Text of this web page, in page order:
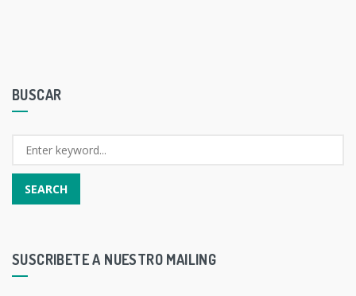
BUSCAR
SUSCRIBETE A NUESTRO MAILING